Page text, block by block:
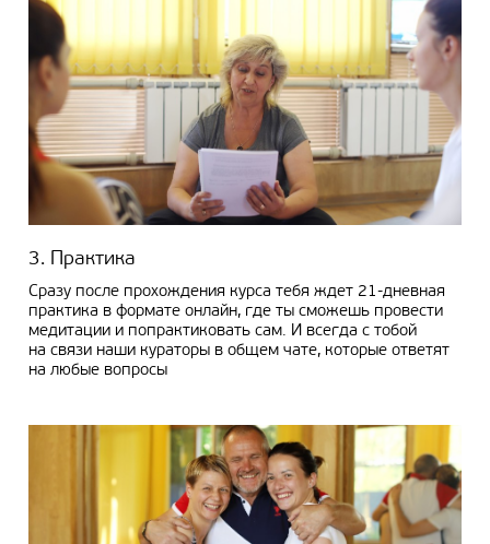
3. Практика
Сразу после прохождения курса тебя ждет 21-дневная
практика в формате онлайн, где ты сможешь провести
медитации и попрактиковать сам. И всегда с тобой
на связи наши кураторы в общем чате, которые ответят
на любые вопросы